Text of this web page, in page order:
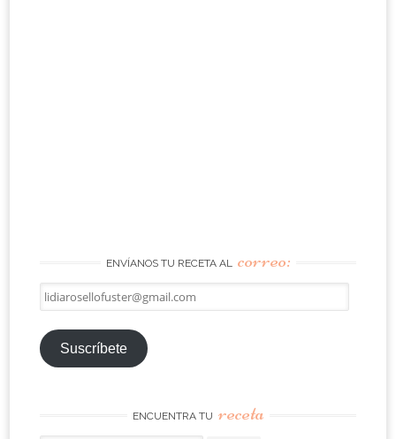
ENVÍANOS TU RECETA AL correo:
lidiarosellofuster@gmail.com
Suscríbete
ENCUENTRA TU receta